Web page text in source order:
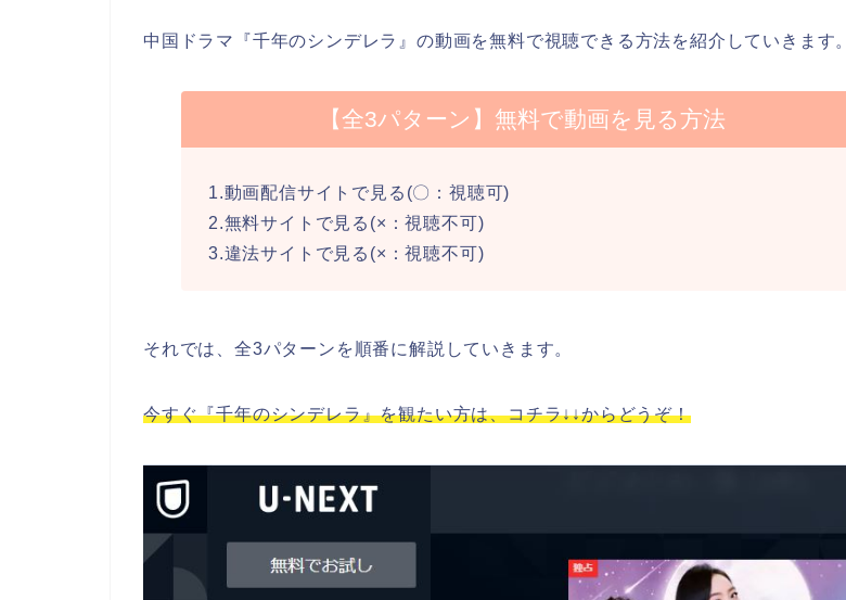
中国ドラマ『千年のシンデレラ』の動画を無料で視聴できる方法を紹介していきます。
【全3パターン】無料で動画を見る方法
1.動画配信サイトで見る(〇：視聴可)
2.無料サイトで見る(×：視聴不可)
3.違法サイトで見る(×：視聴不可)
それでは、全3パターンを順番に解説していきます。
今すぐ『千年のシンデレラ』を観たい方は、コチラ↓↓からどうぞ！